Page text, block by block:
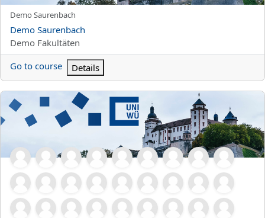
Kursun kısa adı
Demo Saurenbach
Kurs Adı
Demo Saurenbach
Kurs kategorisi
Demo Fakultäten
Go to course
Details
ZFS Übungsmoodle